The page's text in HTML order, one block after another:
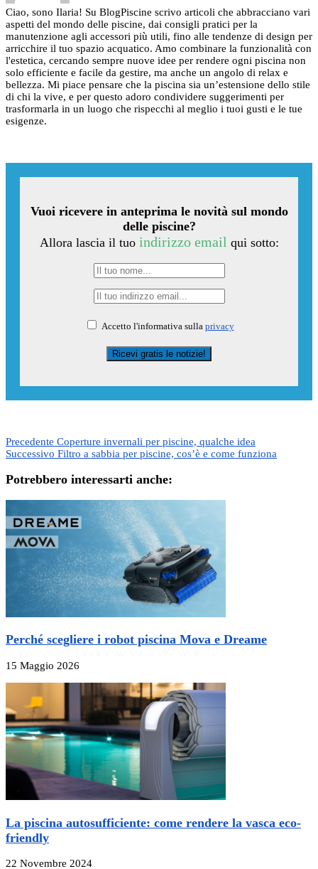
Ciao, sono Ilaria! Su BlogPiscine scrivo articoli che abbracciano vari
aspetti del mondo delle piscine, dai consigli pratici per la
manutenzione agli accessori più utili, fino alle tendenze di design per
arricchire il tuo spazio acquatico. Amo combinare la funzionalità con
l'estetica, cercando sempre nuove idee per rendere ogni piscina non
solo efficiente e facile da gestire, ma anche un angolo di relax e
bellezza. Mi piace pensare che la piscina sia un’estensione dello stile
di chi la vive, e per questo adoro condividere suggerimenti per
trasformarla in un luogo che rispecchi al meglio i tuoi gusti e le tue
esigenze.
Vuoi ricevere in anteprima le novità sul mondo
delle piscine?
Allora lascia il tuo indirizzo email qui sotto:
Accetto l'informativa sulla privacy
Precedente Coperture invernali per piscine, qualche idea
Successivo Filtro a sabbia per piscine, cos’è e come funziona
Potrebbero interessarti anche:
Perché scegliere i robot piscina Mova e Dreame
15 Maggio 2026
La piscina autosufficiente: come rendere la vasca eco-
friendly
22 Novembre 2024